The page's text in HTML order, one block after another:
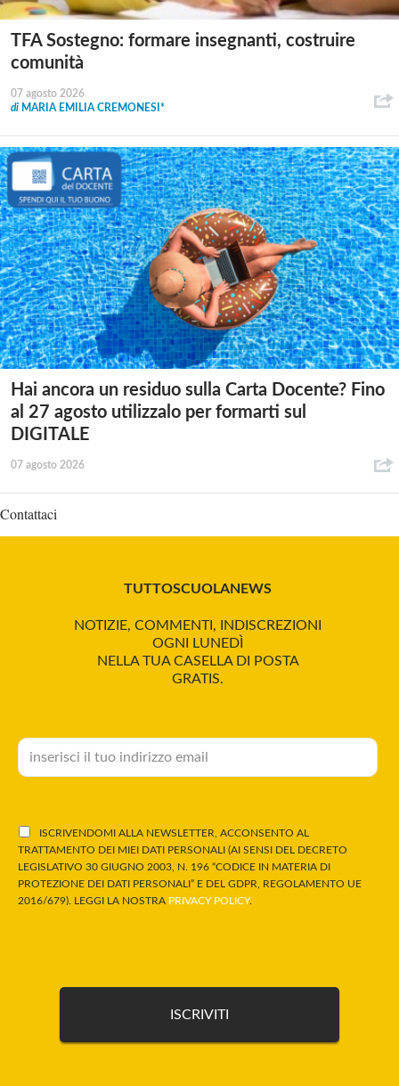
TFA Sostegno: formare insegnanti, costruire
comunità
07 agosto 2026
di MARIA EMILIA CREMONESI*
Hai ancora un residuo sulla Carta Docente? Fino
al 27 agosto utilizzalo per formarti sul
DIGITALE
07 agosto 2026
Contattaci
TUTTOSCUOLANEWS
NOTIZIE, COMMENTI, INDISCREZIONI
OGNI LUNEDÌ
NELLA TUA CASELLA DI POSTA
GRATIS.
ISCRIVENDOMI ALLA NEWSLETTER, ACCONSENTO AL
TRATTAMENTO DEI MIEI DATI PERSONALI (AI SENSI DEL DECRETO
LEGISLATIVO 30 GIUGNO 2003, N. 196 “CODICE IN MATERIA DI
PROTEZIONE DEI DATI PERSONALI” E DEL GDPR, REGOLAMENTO UE
2016/679). LEGGI LA NOSTRA PRIVACY POLICY.